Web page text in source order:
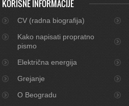
KORISNE INFORMACIJE
CV (radna biografija)
Kako napisati propratno
pismo
Električna energija
Grejanje
O Beogradu